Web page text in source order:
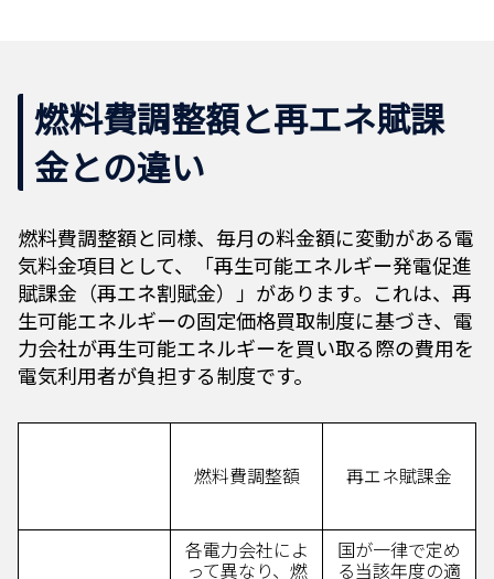
燃料費調整額と再エネ賦課
金との違い
燃料費調整額と同様、毎月の料金額に変動がある電
気料金項目として、「再生可能エネルギー発電促進
賦課金（再エネ割賦金）」があります。これは、再
生可能エネルギーの固定価格買取制度に基づき、電
力会社が再生可能エネルギーを買い取る際の費用を
電気利用者が負担する制度です。
燃料費調整額 再エネ賦課金
各電力会社によ
って異なり、燃
国が一律で定め
る当該年度の適